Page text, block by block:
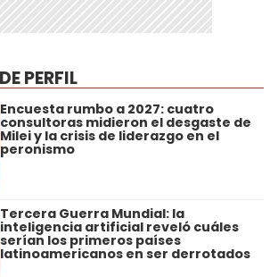
PERFIL
Encuesta rumbo a 2027: cuatro
consultoras midieron el desgaste de
Milei y la crisis de liderazgo en el
peronismo
Tercera Guerra Mundial: la
inteligencia artificial reveló cuáles
serían los primeros países
latinoamericanos en ser derrotados